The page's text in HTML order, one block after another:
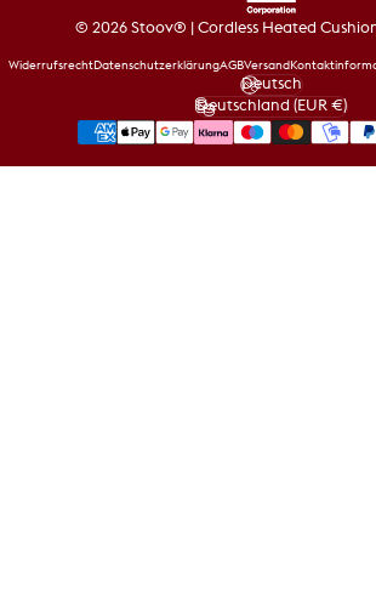
© 2026 Stoov® | Cordless Heated
WiderrufsrechtDatenschutzerklärungAGBVersand
Sprache
Deutsch
Land/Region
Deutschland (EUR €)